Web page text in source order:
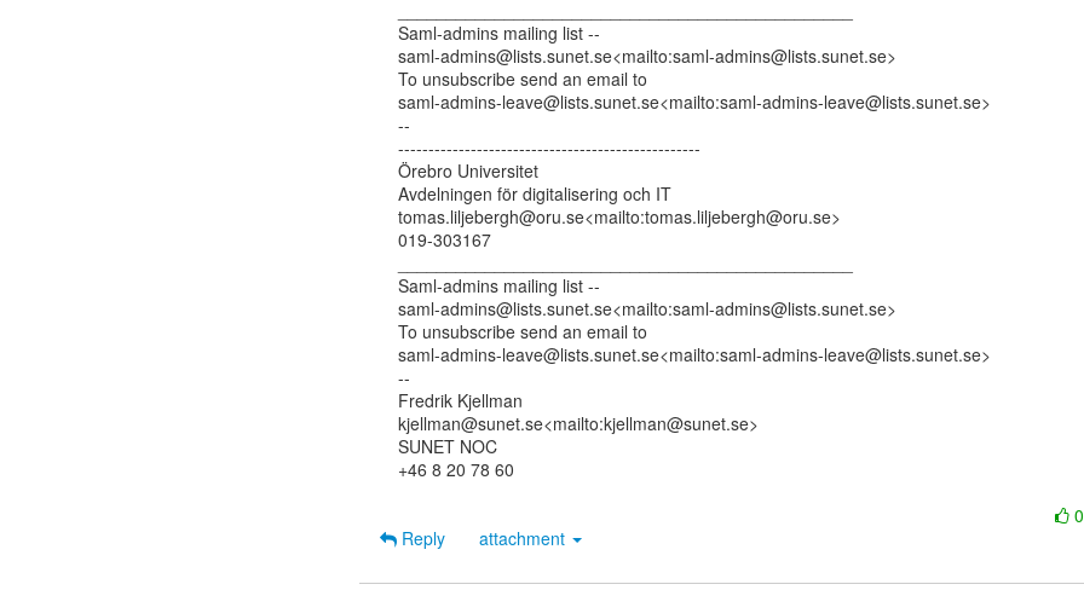
Saml-admins mailing list --
saml-admins@lists.sunet.se<mailto:saml-admins@lists.sunet.se>
To unsubscribe send an email to
saml-admins-leave@lists.sunet.se<mailto:saml-admins-leave@lists.sunet.se>
--
--------------------------------------------------
Örebro Universitet
Avdelningen för digitalisering och IT
tomas.liljebergh@oru.se<mailto:tomas.liljebergh@oru.se>
019-303167
Saml-admins mailing list --
saml-admins@lists.sunet.se<mailto:saml-admins@lists.sunet.se>
To unsubscribe send an email to
saml-admins-leave@lists.sunet.se<mailto:saml-admins-leave@lists.sunet.se>
--
Fredrik Kjellman
kjellman@sunet.se<mailto:kjellman@sunet.se>
SUNET NOC
+46 8 20 78 60
Reply
attachment